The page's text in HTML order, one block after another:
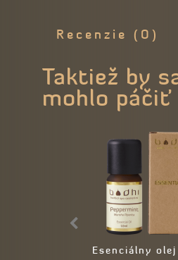
Recenzie (0)
Taktiež by
mohlo páčiť
Esenciálny